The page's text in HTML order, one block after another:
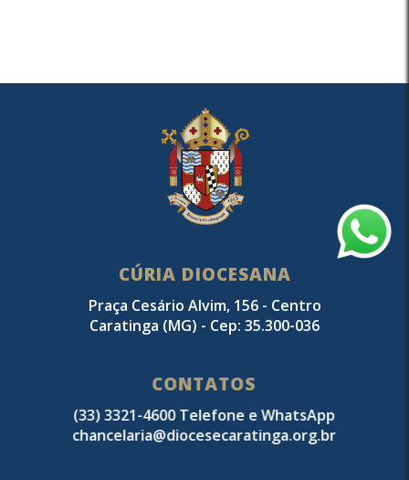
DE SÃO MATEUS - FARIA LEMOS - MG
01/01/2000- Representante da 5ª
SUPERINTENDÊNCIA REGIONAL DE
ENSINO - CARANGOLA MG
01/06/2002 - Pároco Amovível- PARÓQUIA
SANTA EFIGÊNIA - CÓRREGO NOVO- MG
2007/2008 - Direito Canônico - ROMA -
18/10/2009- Vigário Paroquial - PARÓQUIA
SÃO JOÃO BATISTA - CATEDRAL -
CÚRIA DIOCESANA
Praça Cesário Alvim, 156 - Centro
Caratinga (MG) - Cep: 35.300-036
CONTATOS
(33) 3321-4600 Telefone e WhatsApp
chancelaria@diocesecaratinga.org.br